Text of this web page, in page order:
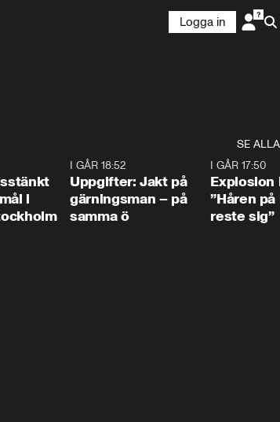
Logga in
SE ALLA
i
I GÅR 18:52
Uppgifter: Jakt på
gärningsman – på
samma ö
I GÅR 17:50
Explosion
”Håren
reste sig”